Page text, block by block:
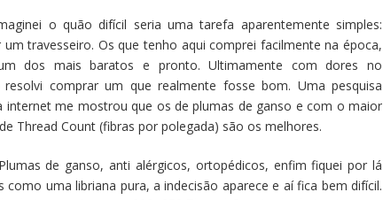
o quão difícil seria uma tarefa aparentemente simples:
um travesseiro. Os que tenho aqui comprei facilmente na época,
dos mais baratos e pronto. Ultimamente com dores no
resolvi comprar um que realmente fosse bom. Uma pesquisa
internet me mostrou que os de plumas de ganso e com o maior
Thread Count (fibras por polegada) são os melhores.
de ganso, anti alérgicos, ortopédicos, enfim fiquei por lá
uma libriana pura, a indecisão aparece e aí fica bem difícil.